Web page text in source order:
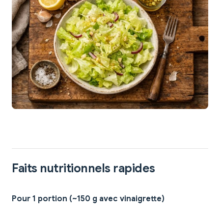
Faits nutritionnels rapides
Pour 1 portion (~150 g avec vinaigrette)